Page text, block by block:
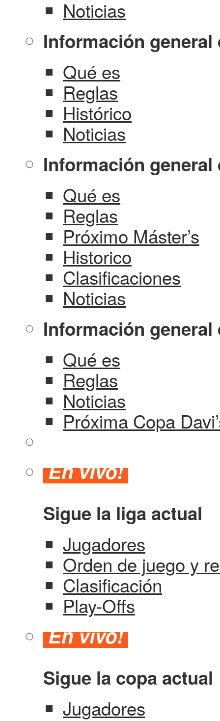
Noticias
Información general
Qué es
Reglas
Histórico
Noticias
Información general
Qué es
Reglas
Próximo Máster’s
Historico
Clasificaciones
Noticias
Información general
Qué es
Reglas
Noticias
Próxima Copa
En vivo!
Sigue la liga actual
Jugadores
Orden de juego y
Clasificación
Play-Offs
En vivo!
Sigue la copa actual
Jugadores